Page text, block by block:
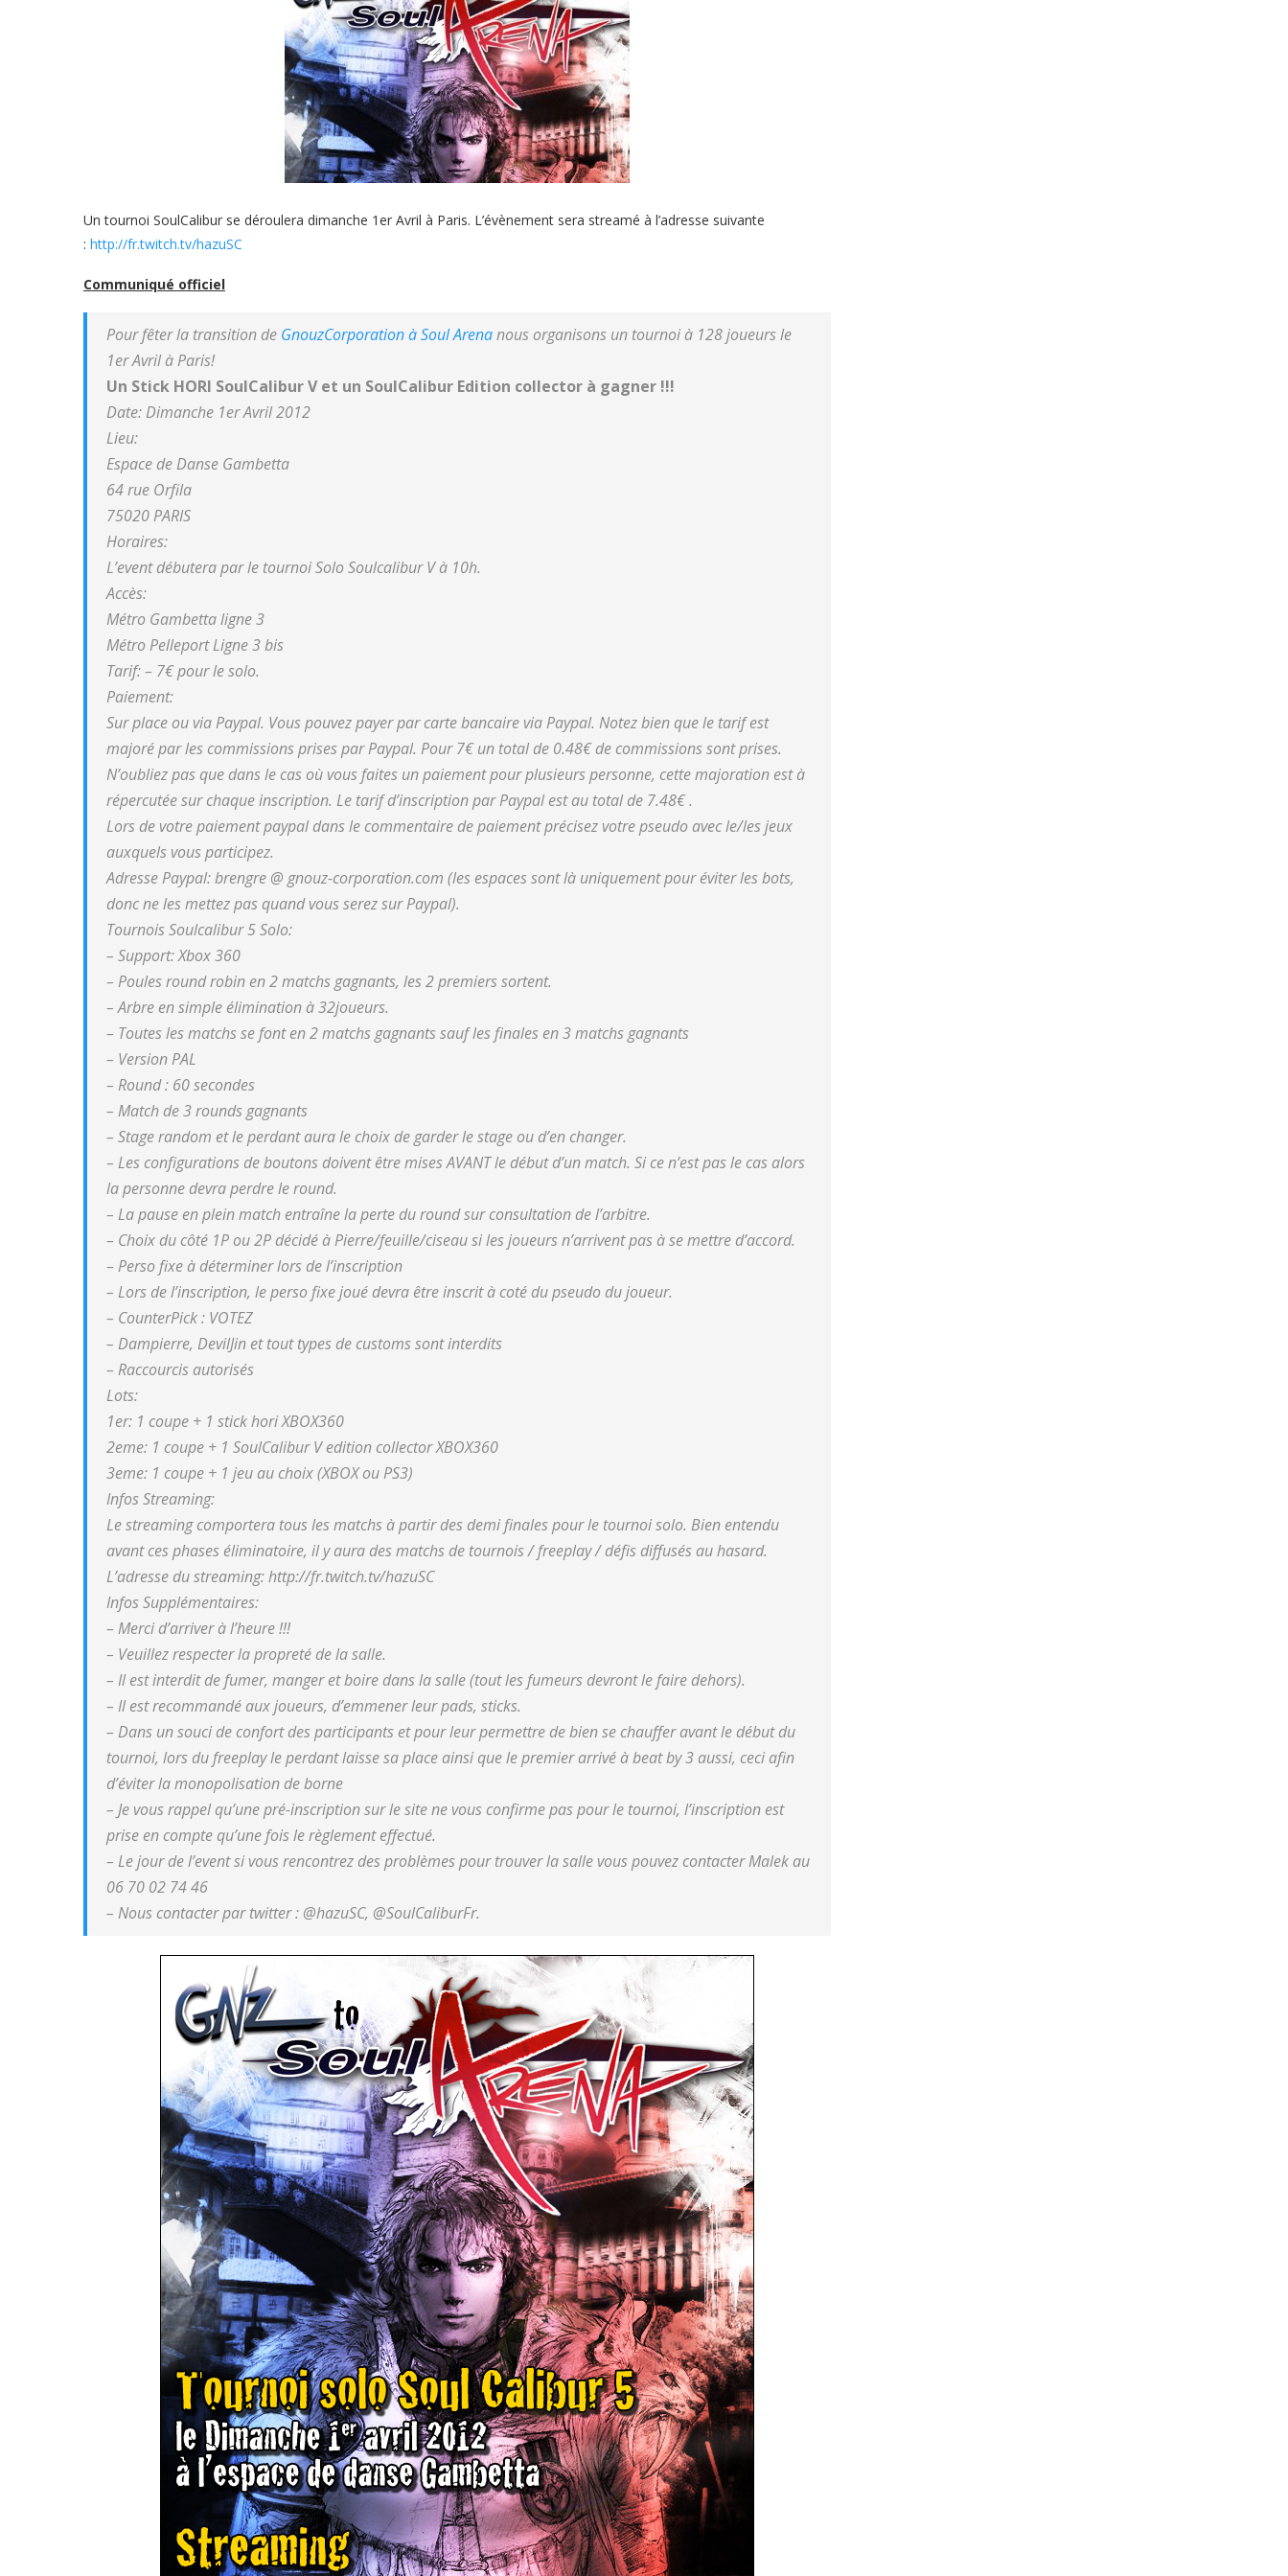
Un tournoi SoulCalibur se déroulera dimanche 1er Avril à Paris. L’évènement sera streamé à l’adresse suivante
: http://fr.twitch.tv/hazuSC
Communiqué officiel
Pour fêter la transition de GnouzCorporation à Soul Arenanous organisons un tournoi à 128 joueurs le
1er Avril à Paris!
Un Stick HORI SoulCalibur V et un SoulCalibur Edition collector à gagner !!!
Date: Dimanche 1er Avril 2012
Lieu:
Espace de Danse Gambetta
64 rue Orfila
75020 PARIS
Horaires:
L’event débutera par le tournoi Solo Soulcalibur V à 10h.
Accès:
Métro Gambetta ligne 3
Métro Pelleport Ligne 3 bis
Tarif: – 7€ pour le solo.
Paiement:
Sur place ou via Paypal. Vous pouvez payer par carte bancaire via Paypal. Notez bien que le tarif est
majoré par les commissions prises par Paypal. Pour 7€ un total de 0.48€ de commissions sont prises.
N’oubliez pas que dans le cas où vous faites un paiement pour plusieurs personne, cette majoration est à
répercutée sur chaque inscription. Le tarif d’inscription par Paypal est au total de 7.48€ .
Lors de votre paiement paypal dans le commentaire de paiement précisez votre pseudo avec le/les jeux
auxquels vous participez.
Adresse Paypal: brengre @ gnouz-corporation.com (les espaces sont là uniquement pour éviter les bots,
donc ne les mettez pas quand vous serez sur Paypal).
Tournois Soulcalibur 5 Solo:
– Support: Xbox 360
– Poules round robin en 2 matchs gagnants, les 2 premiers sortent.
– Arbre en simple élimination à 32joueurs.
– Toutes les matchs se font en 2 matchs gagnants sauf les finales en 3 matchs gagnants
– Version PAL
– Round : 60 secondes
– Match de 3 rounds gagnants
– Stage random et le perdant aura le choix de garder le stage ou d’en changer.
– Les configurations de boutons doivent être mises AVANT le début d’un match. Si ce n’est pas le cas alors
la personne devra perdre le round.
– La pause en plein match entraîne la perte du round sur consultation de l’arbitre.
– Choix du côté 1P ou 2P décidé à Pierre/feuille/ciseau si les joueurs n’arrivent pas à se mettre d’accord.
– Perso fixe à déterminer lors de l’inscription
– Lors de l’inscription, le perso fixe joué devra être inscrit à coté du pseudo du joueur.
– CounterPick : VOTEZ
– Dampierre, DevilJin et tout types de customs sont interdits
– Raccourcis autorisés
Lots:
1er: 1 coupe + 1 stick hori XBOX360
2eme: 1 coupe + 1 SoulCalibur V edition collector XBOX360
3eme: 1 coupe + 1 jeu au choix (XBOX ou PS3)
Infos Streaming:
Le streaming comportera tous les matchs à partir des demi finales pour le tournoi solo. Bien entendu
avant ces phases éliminatoire, il y aura des matchs de tournois / freeplay / défis diffusés au hasard.
L’adresse du streaming: http://fr.twitch.tv/hazuSC
Infos Supplémentaires:
– Merci d’arriver à l’heure !!!
– Veuillez respecter la propreté de la salle.
– Il est interdit de fumer, manger et boire dans la salle (tout les fumeurs devront le faire dehors).
– Il est recommandé aux joueurs, d’emmener leur pads, sticks.
– Dans un souci de confort des participants et pour leur permettre de bien se chauffer avant le début du
tournoi, lors du freeplay le perdant laisse sa place ainsi que le premier arrivé à beat by 3 aussi, ceci afin
d’éviter la monopolisation de borne
– Je vous rappel qu’une pré-inscription sur le site ne vous confirme pas pour le tournoi, l’inscription est
prise en compte qu’une fois le règlement effectué.
– Le jour de l’event si vous rencontrez des problèmes pour trouver la salle vous pouvez contacter Malek au
06 70 02 74 46
– Nous contacter par twitter : @hazuSC, @SoulCaliburFr.